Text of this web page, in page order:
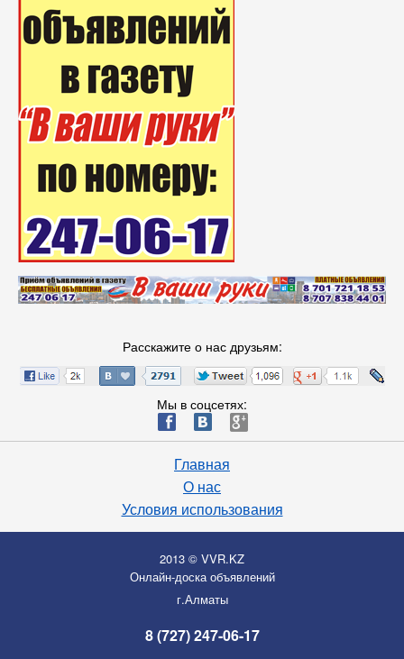
Расскажите о нас друзьям:
Мы в соцсетях:
ä æ è
Главная
О нас
Условия использования
2013 © VVR.KZ
Онлайн-доска объявлений
г.Алматы
8 (727) 247-06-17